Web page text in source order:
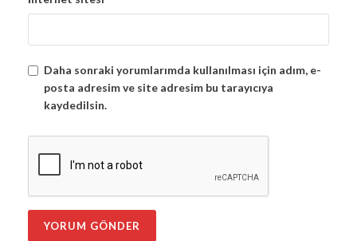
Daha sonraki yorumlarımda kullanılması için adım, e-
posta adresim ve site adresim bu tarayıcıya
kaydedilsin.